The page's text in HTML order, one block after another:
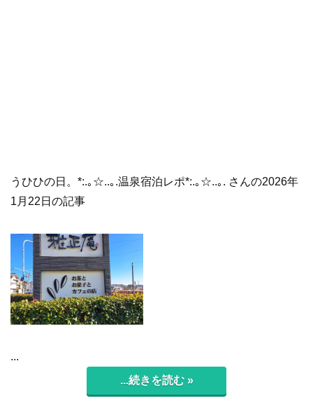
うひひの日。*:.｡☆..｡.温泉宿泊レポ*:.｡☆..｡. さんの2026年
1月22日の記事
...
...続きを読む »